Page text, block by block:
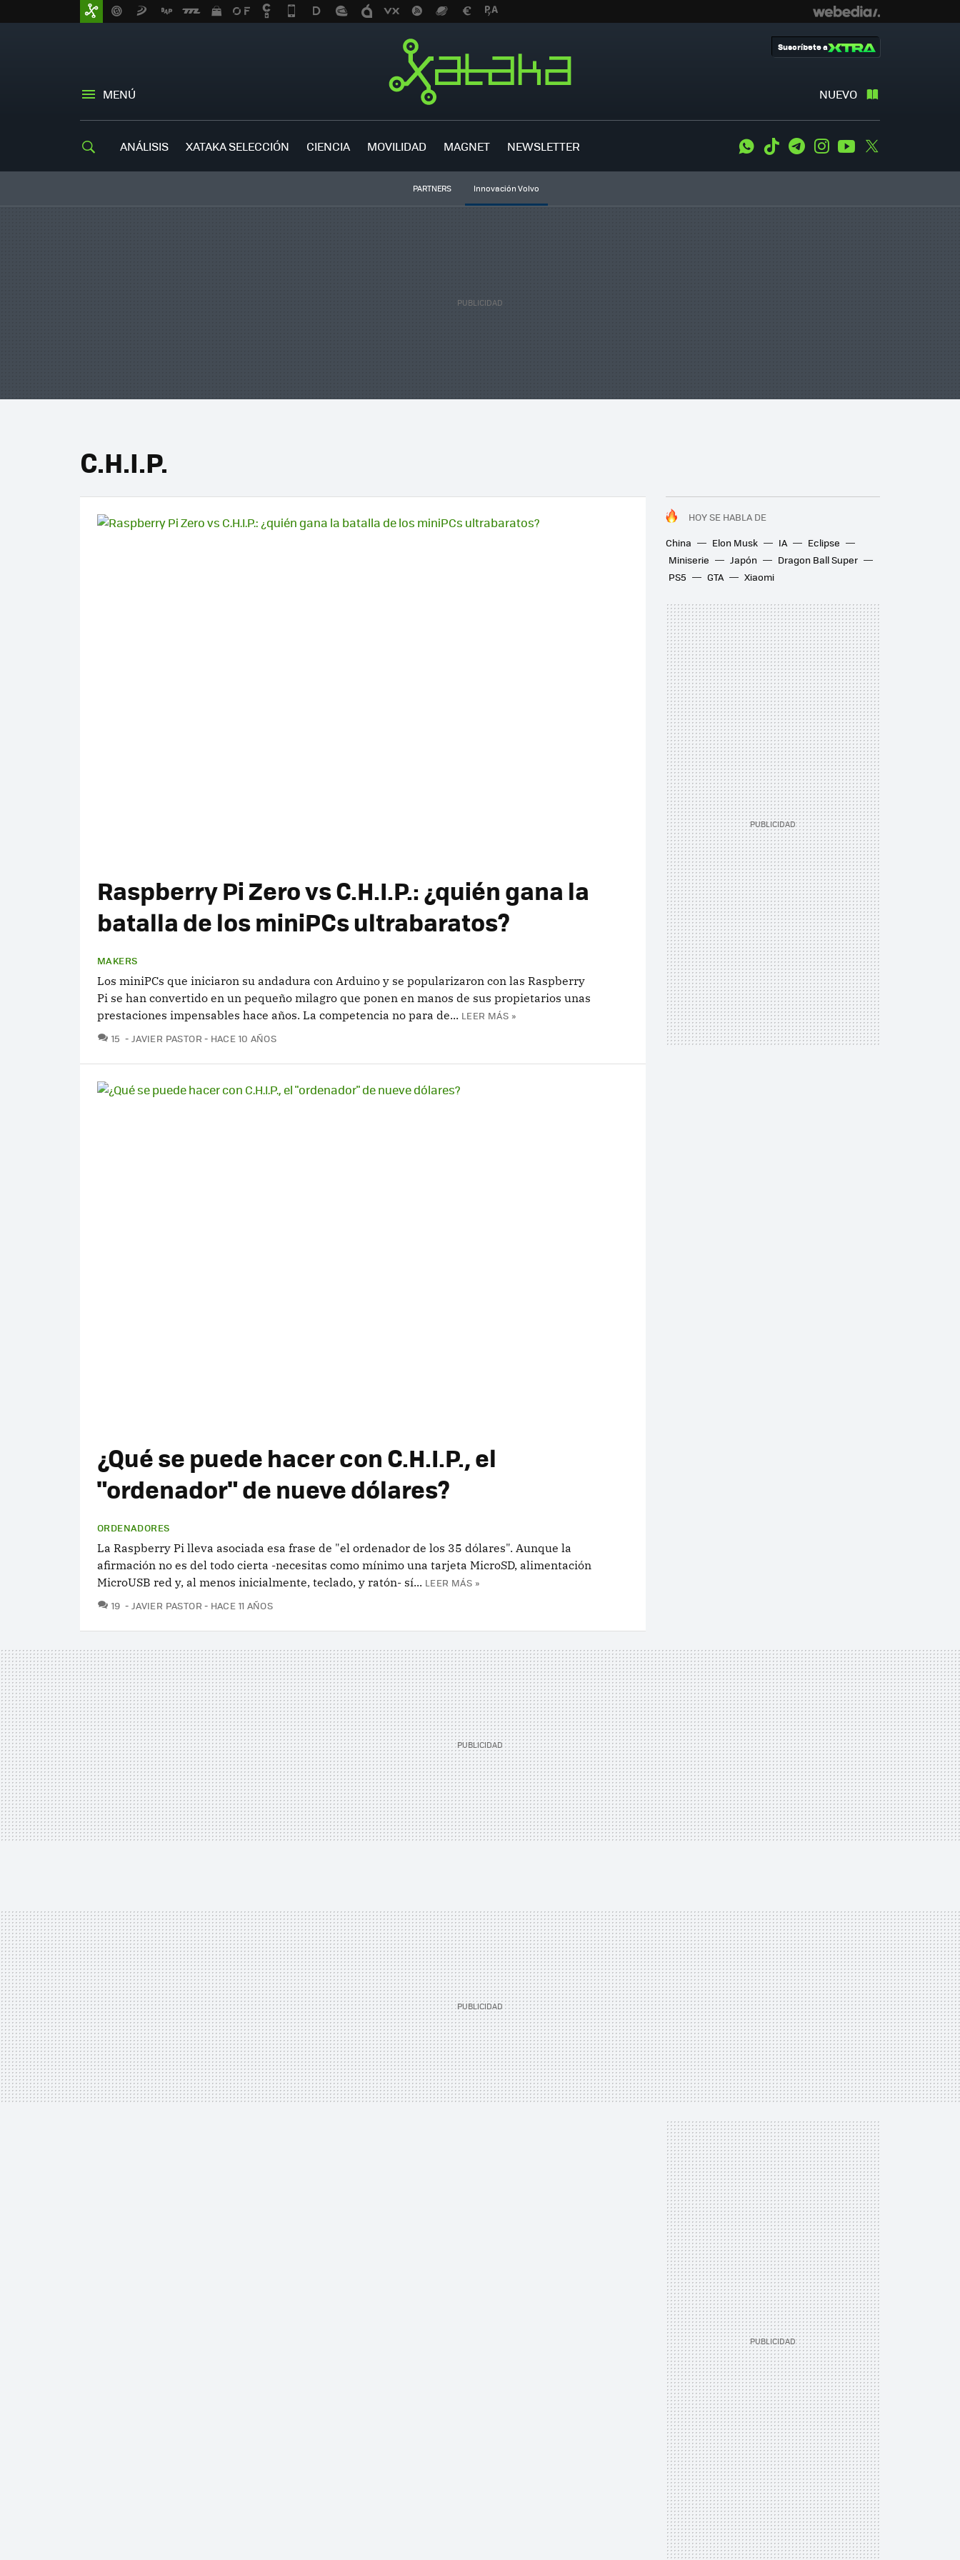
MENÚ NUEVO
Suscríbete a
ANÁLISIS XATAKA SELECCIÓN CIENCIA MOVILIDAD MAGNET NEWSLETTER WhatsApp
Tiktok TelegramInstagramYoutube
PARTNERS Innovación Volvo
C.H.I.P.
HOY SE HABLA DE
China
Elon Musk IA
Eclipse
Miniserie
Japón
Dragon Ball Super
PS5
GTA Xiaomi
Raspberry Pi Zero vs C.H.I.P.: ¿quién gana la
batalla de los miniPCs ultrabaratos?
MAKERS
Los miniPCs que iniciaron su andadura con Arduino y se popularizaron con las Raspberry
Pi se han convertido en un pequeño milagro que ponen en manos de sus propietarios unas
prestaciones impensables hace años. La competencia no para de... LEER MÁS »
15 COMENTARIOS
JAVIER PASTOR HACE 10 AÑOS
¿Qué se puede hacer con C.H.I.P., el
"ordenador" de nueve dólares?
ORDENADORES
La Raspberry Pi lleva asociada esa frase de "el ordenador de los 35 dólares". Aunque la
afirmación no es del todo cierta -necesitas como mínimo una tarjeta MicroSD, alimentación
MicroUSB red y, al menos inicialmente, teclado, y ratón- sí... LEER MÁS »
19 COMENTARIOS
JAVIER PASTOR HACE 11 AÑOS